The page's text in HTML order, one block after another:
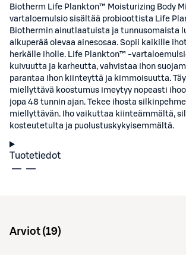
Biotherm Life Plankton™ Moisturizing Body
vartaloemulsio sisältää probioottista Life
Biothermin ainutlaatuista ja tunnusomaista
alkuperää olevaa ainesosaa. Sopii kaikille
herkälle iholle. Life Plankton™ -
kuivuutta ja karheutta, vahvistaa ihon
parantaa ihon kiinteyttä ja kimmoisuutta.
miellyttävä koostumus imeytyy nopeasti
jopa 48 tunnin ajan. Tekee ihosta
miellyttävän. Iho vaikuttaa kiinteämmältä,
kosteutetulta ja puolustuskykyisemmältä.
Tuotetiedot
Arviot (19)